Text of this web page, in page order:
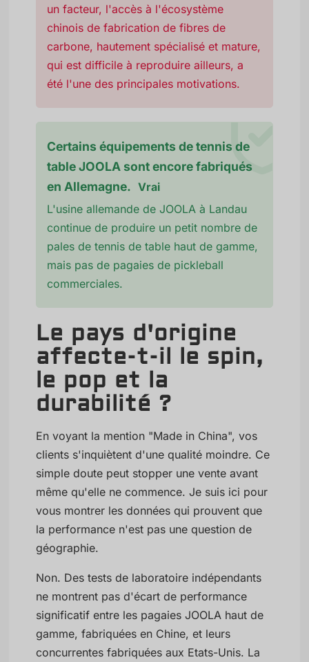
un facteur, l'accès à l'écosystème
chinois de fabrication de fibres de
carbone, hautement spécialisé et mature,
qui est difficile à reproduire ailleurs, a
été l'une des principales motivations.
Certains équipements de tennis de
table JOOLA sont encore fabriqués
en Allemagne. Vrai
L'usine allemande de JOOLA à Landau
continue de produire un petit nombre de
pales de tennis de table haut de gamme,
mais pas de pagaies de pickleball
commerciales.
Le pays d'origine
affecte-t-il le spin,
le pop et la
durabilité ?
En voyant la mention "Made in China", vos
clients s'inquiètent d'une qualité moindre. Ce
simple doute peut stopper une vente avant
même qu'elle ne commence. Je suis ici pour
vous montrer les données qui prouvent que
la performance n'est pas une question de
géographie.
Non. Des tests de laboratoire indépendants
ne montrent pas d'écart de performance
significatif entre les pagaies JOOLA haut de
gamme, fabriquées en Chine, et leurs
concurrentes fabriquées aux Etats-Unis. La